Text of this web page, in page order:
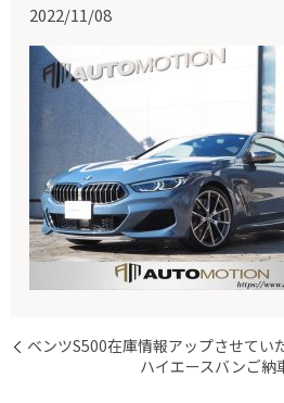
2022/11/08
ベンツS500在庫情報アップさせてい
ハイエースバンご納